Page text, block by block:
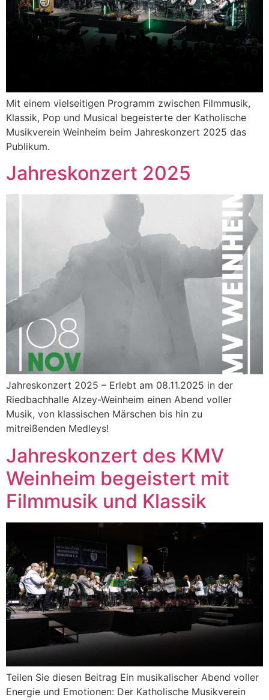
Mit einem vielseitigen Programm zwischen Filmmusik,
Klassik, Pop und Musical begeisterte der Katholische
Musikverein Weinheim beim Jahreskonzert 2025 das
Publikum.
Jahreskonzert 2025
Jahreskonzert 2025 – Erlebt am 08.11.2025 in der
Riedbachhalle Alzey-Weinheim einen Abend voller
Musik, von klassischen Märschen bis hin zu
mitreißenden Medleys!
Jahreskonzert des KMV
Weinheim begeistert mit
Filmmusik und Klassik
Teilen Sie diesen Beitrag Ein musikalischer Abend voller
Energie und Emotionen: Der Katholische Musikverein